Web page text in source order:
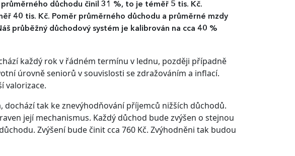
důchodu činil 31 %, to je téměř 5 tis. Kč.
40 tis. Kč. Poměr průměrného důchodu a průměrné mzdy
průběžný důchodový systém je kalibrován na cca 40 %
každý rok v řádném termínu v lednu, později případně
úrovně seniorů v souvislosti se zdražováním a inflací.
valorizace.
tak ke znevýhodňování příjemců nižších důchodů.
její mechanismus. Každý důchod bude zvýšen o stejnou
Zvýšení bude činit cca 760 Kč. Zvýhodněni tak budou